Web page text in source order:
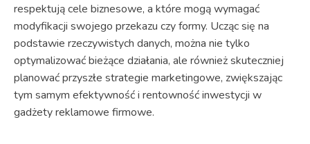
respektują cele biznesowe, a które mogą wymagać
modyfikacji swojego przekazu czy formy. Ucząc się na
podstawie rzeczywistych danych, można nie tylko
optymalizować bieżące działania, ale również skuteczniej
planować przyszłe strategie marketingowe, zwiększając
tym samym efektywność i rentowność inwestycji w
gadżety reklamowe firmowe.